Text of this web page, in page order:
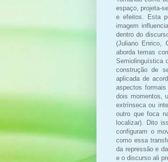
espaço, projeta-
e efeitos. Esta
imagem
dentro do
(Juliano Enrico,
aborda temas
Semiolinguística
construção de
aplicada de
aspectos
dois momentos,
extrínseca ou
outro que foca
localizar). Dito
configuram o
como essa
da repressão e
e o discurso ali